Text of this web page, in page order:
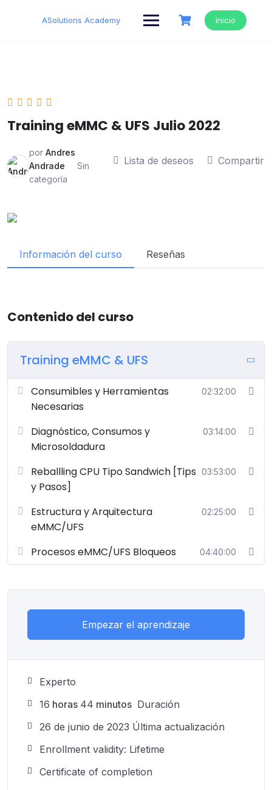
ASolutions Academy Inicio
Training eMMC & UFS Julio 2022
por Andres
Andrade
Sin
categoría
Lista de deseos Compartir
Información del curso Reseñas
Contenido del curso
Training eMMC & UFS
Consumibles y Herramientas
Necesarias
02:32:00
Diagnóstico, Consumos y
Microsoldadura
03:14:00
Reballling CPU Tipo Sandwich [Tips
y Pasos]
03:53:00
Estructura y Arquitectura
eMMC/UFS
02:25:00
Procesos eMMC/UFS Bloqueos 04:40:00
Empezar el aprendizaje
Experto
16 horas 44 minutos Duración
26 de junio de 2023 Última actualización
Enrollment validity: Lifetime
Certificate of completion